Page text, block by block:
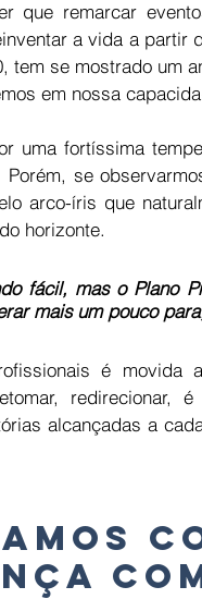
que remarcar
a vida a partir
tem se mostrado um
em nossa
uma fortíssima
se
arco-íris que
horizonte.
fácil, mas o Plano
mais um pouco
é movida
alcançadas a